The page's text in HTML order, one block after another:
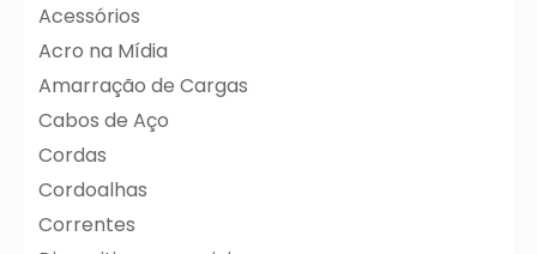
Acessórios
Acro na Mídia
Amarração de Cargas
Cabos de Aço
Cordas
Cordoalhas
Correntes